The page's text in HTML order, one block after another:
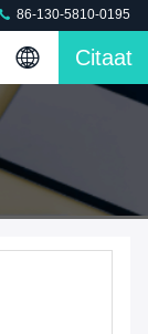
86-130-5810-0195
Citaat